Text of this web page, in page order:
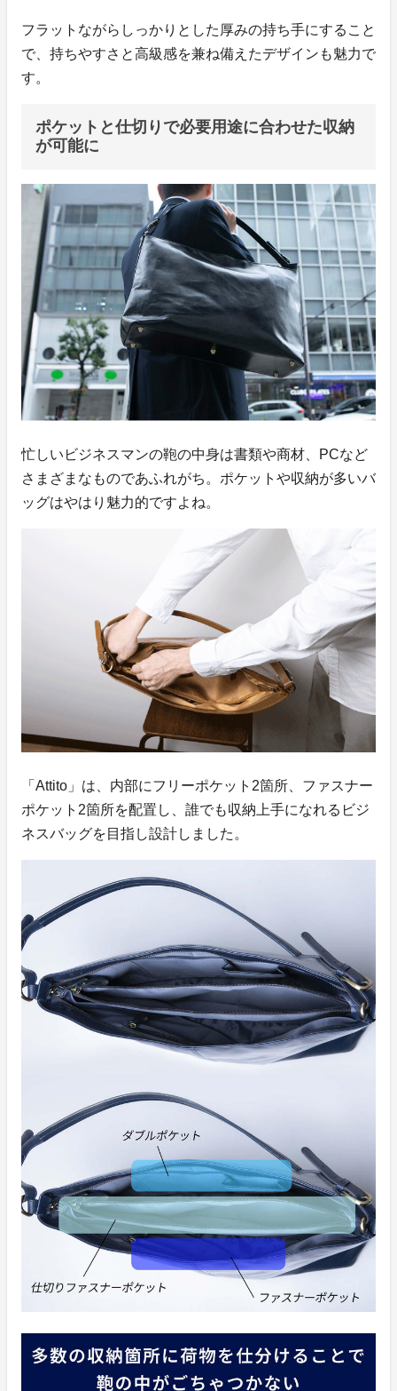
フラットながらしっかりとした厚みの持ち手にすること
で、持ちやすさと高級感を兼ね備えたデザインも魅力で
す。
ポケットと仕切りで必要用途に合わせた収納
が可能に
忙しいビジネスマンの鞄の中身は書類や商材、PCなど
さまざまなものであふれがち。ポケットや収納が多いバ
ッグはやはり魅力的ですよね。
「Attito」は、内部にフリーポケット2箇所、ファスナー
ポケット2箇所を配置し、誰でも収納上手になれるビジ
ネスバッグを目指し設計しました。